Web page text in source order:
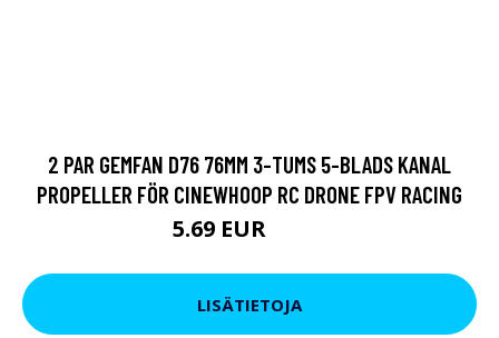
2 PAR GEMFAN D76 76MM 3-TUMS 5-BLADS KANAL
PROPELLER FÖR CINEWHOOP RC DRONE FPV RACING
5.69 EUR
LISÄTIETOJA